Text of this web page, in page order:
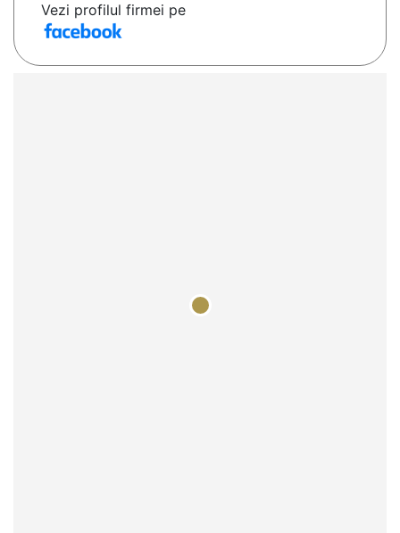
Vezi profilul firmei pe